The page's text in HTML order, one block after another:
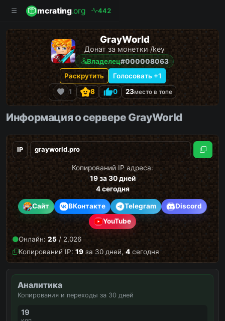
mcrating.org 442
GrayWorld
Донат за монетки /key
Владелец#000008063
Раскрутить
Голосовать +1
1
8 0 23место в топе
Информация о сервере GrayWorld
IP
Копирований IP адреса:
19за 30 дней
4сегодня
Сайт ВКонтакте Telegram
Discord
YouTube
Онлайн: 25 / 2,026
Копирований IP: 19 за 30 дней, 4 сегодня
Аналитика
Копирования и переходы за 30 дней
19